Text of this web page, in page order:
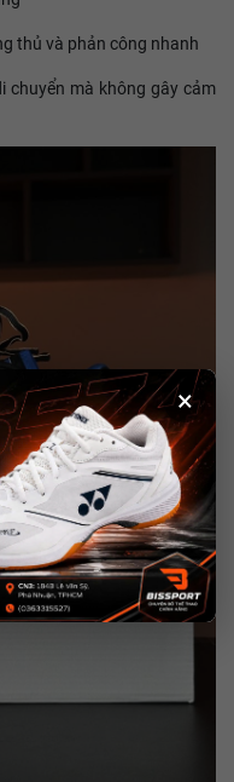
×
thủ và phản công nhanh
chuyển mà không gây cảm